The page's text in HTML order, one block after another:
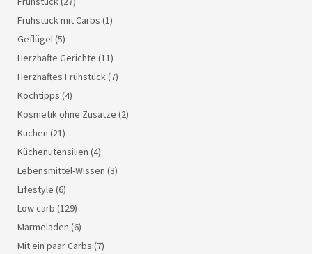
Frühstück mit Carbs (1)
Geflügel(5)
Herzhafte Gerichte (11)
Herzhaftes Frühstück(7)
Kochtipps (4)
Kosmetik ohne Zusätze (2)
Kuchen (21)
Küchenutensilien (4)
Lebensmittel-Wissen (3)
Lifestyle (6)
Low carb (129)
Marmeladen (6)
Mit ein paar Carbs (7)